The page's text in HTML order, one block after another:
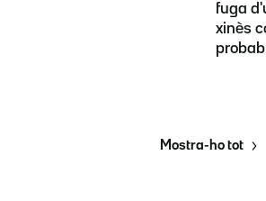
fuga
xinès
Mostra-ho tot